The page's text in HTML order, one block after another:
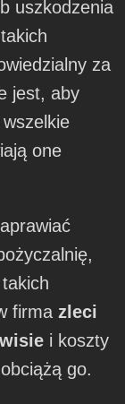
uszkodzenia
za
jest, aby
one
firmazleci
i koszty
go.